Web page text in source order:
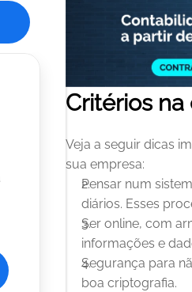
Critérios
Veja a seguir dicas
sua empresa:
Pensar num
diários. Esses
Ser online, com
informações e
Segurança para
boa criptografia.